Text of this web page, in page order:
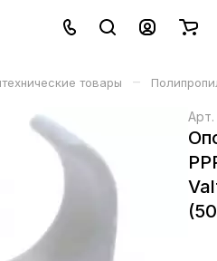
товары –
Арт.